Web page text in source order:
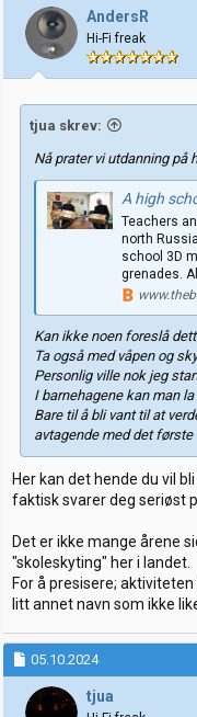
AndersR
Hi-Fi freak
tjua skrev:
Nå prater vi utdanning på
A high school in
Teachers
north
school 3D
grenades.
Kan ikke noen foreslå
Ta også med våpen og
Personlig ville nok jeg
I barnehagene kan man
Bare til å bli vant til at
avtagende med det første
Her kan det hende du vil
faktisk svarer deg seriøst
Det er ikke mange årene
"skoleskyting" her i landet.
For å presisere;
litt annet navn som ikke
05.10.2024
tjua